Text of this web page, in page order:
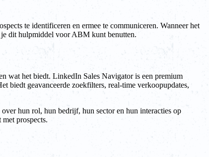
te identificeren en ermee te communiceren. Wanneer het
dit hulpmiddel voor ABM kunt benutten.
wat het biedt. LinkedIn Sales Navigator is een premium
biedt geavanceerde zoekfilters, real-time verkoopupdates,
hun rol, hun bedrijf, hun sector en hun interacties op
prospects.